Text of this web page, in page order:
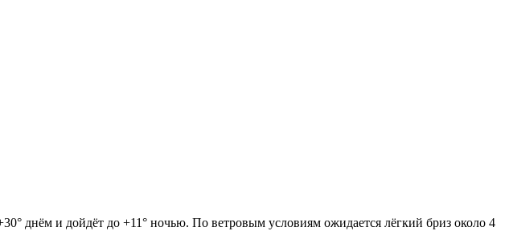
днём и дойдёт до +11° ночью. По ветровым условиям ожидается лёгкий бриз около 4